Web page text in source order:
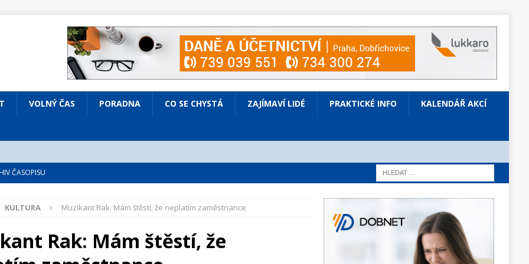
VOLNÝ ČAS PORADNA CO SE CHYSTÁ ZAJÍMAVÍ LIDÉ PRAKTICKÉ INFO KALENDÁŘ AKCÍ
ČASOPISU
VOLNÝ ČAS
Prodaná nevěsta
KULTURA
KULTURA Muzikant Rak: Mám štěstí, že neplatím zaměstnance
Rak: Mám štěstí, že